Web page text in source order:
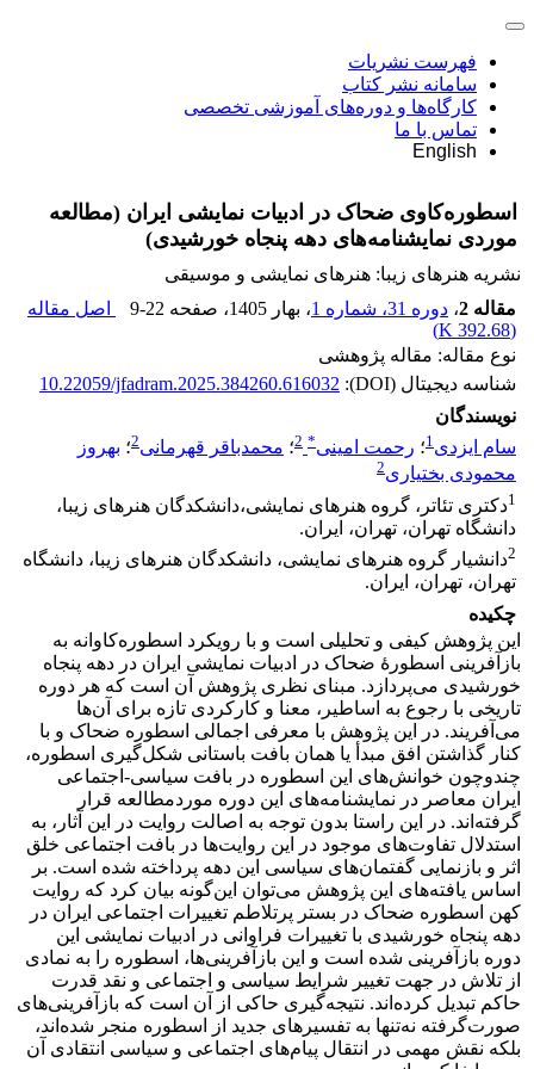
فهرست نشریات
سامانه نشر کتاب
کارگاه‌ها و دوره‌های آموزشی تخصصی
تماس با ما
English
اسطوره‌کاوی ضحاک در ادبیات نمایشی ایران (مطالعه
موردی نمایشنامه‌های دهه پنجاه خورشیدی)
نشریه هنرهای زیبا: هنرهای نمایشی و موسیقی
مقاله 2
، دوره 31، شماره 1 ، بهار 1405 ، صفحه 9-22
اصل مقاله
(
392.68 K
)
نوع مقاله: مقاله پژوهشی
شناسه دیجیتال (DOI):
10.22059/jfadram.2025.384260.616032
نویسندگان
سام ایزدی1؛ رحمت امینی*
2؛ محمدباقر قهرمانی2؛ بهروز
محمودی بختیاری2
1دکتری تئاتر، گروه هنرهای نمایشی،دانشکدگان هنرهای زیبا،
دانشگاه تهران، تهران، ایران.
2دانشیار گروه هنرهای نمایشی، دانشکدگان هنرهای زیبا، دانشگاه
تهران، تهران، ایران.
چکیده
این پژوهش کیفی و تحلیلی است و با رویکرد اسطوره‌کاوانه به
بازآفرینی اسطورۀ ضحاک در ادبیات نمایشی ایران در دهه پنجاه
خورشیدی می‌پردازد. مبنای نظری پژوهش آن است که هر دوره
تاریخی با رجوع به اساطیر، معنا و کارکردی تازه برای آن‌ها
می‌آفریند. در این پژوهش با معرفی اجمالی اسطوره ضحاک و با
کنار گذاشتن افق مبدأ یا همان بافت باستانی شکل‌‌گیری اسطوره،
چندوچون خوانش‌‌های این اسطوره در بافت سیاسی-اجتماعی
ایران معاصر در نمایشنامه‌های این دوره موردمطالعه قرار
گرفته‌اند. در این راستا بدون توجه به اصالت روایت در این آثار، به
استدلال تفاوت‌‌های موجود در این روایت‌‌ها در بافت اجتماعی خلق
اثر و بازنمایی گفتمان‌های سیاسی این دهه پرداخته شده است. بر
اساس یافته‌های این پژوهش می‌توان این‌گونه بیان کرد که روایت
کهن اسطوره ضحاک در بستر پرتلاطم تغییرات اجتماعی ایران در
دهه پنجاه خورشیدی با تغییرات فراوانی در ادبیات نمایشی این
دوره بازآفرینی شده است و این بازآفرینی‌ها، اسطوره را به نمادی
از تلاش در جهت تغییر شرایط سیاسی و اجتماعی و نقد قدرت
حاکم تبدیل کرده‌اند. نتیجه‌گیری حاکی از آن است که بازآفرینی‌های
صورت‌گرفته نه‌تنها به تفسیرهای جدید از اسطوره منجر شده‌اند،
بلکه نقش مهمی در انتقال پیام‌های اجتماعی و سیاسی انتقادی آن